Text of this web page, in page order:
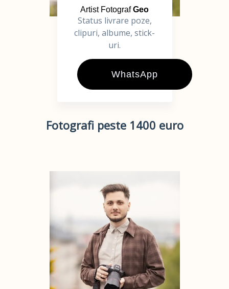
Artist FotografGeo
Status livrare poze,
clipuri, albume, stick-
uri.
WhatsApp
Fotografi peste 1400 euro